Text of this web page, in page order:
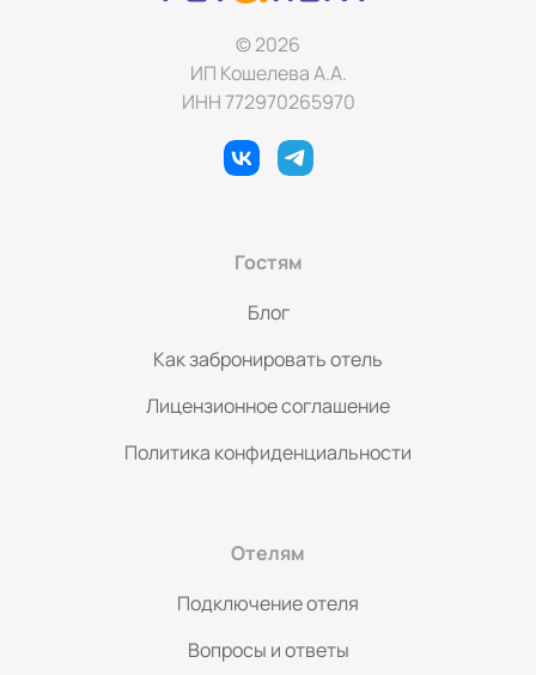
© 2026
ИП Кошелева А.А.
ИНН 772970265970
Гостям
Блог
Как забронировать отель
Лицензионное соглашение
Политика конфиденциальности
Отелям
Подключение отеля
Вопросы и ответы